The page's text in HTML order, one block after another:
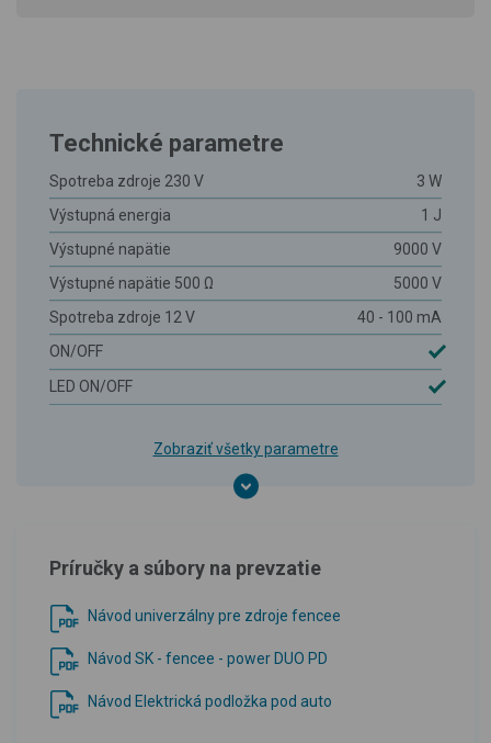
Technické parametre
Spotreba zdroje 230 V
3 W
Výstupná energia
1 J
Výstupné napätie
9000 V
Výstupné napätie 500 Ω
5000 V
Spotreba zdroje 12 V
40 - 100 mA
ON/OFF
LED ON/OFF
Zobraziť všetky parametre
Príručky a súbory na prevzatie
Návod univerzálny pre zdroje fencee
Návod SK - fencee - power DUO PD
Návod Elektrická podložka pod auto